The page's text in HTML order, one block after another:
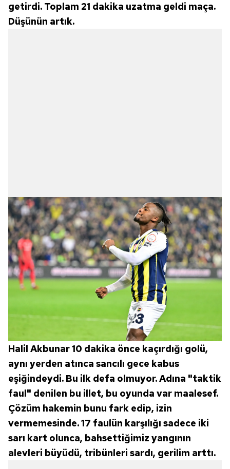
getirdi. Toplam 21 dakika uzatma geldi maça.
Düşünün artık.
Halil Akbunar 10 dakika önce kaçırdığı golü,
aynı yerden atınca sancılı gece kabus
eşiğindeydi. Bu ilk defa olmuyor. Adına "taktik
faul" denilen bu illet, bu oyunda var maalesef.
Çözüm hakemin bunu fark edip, izin
vermemesinde. 17 faulün karşılığı sadece iki
sarı kart olunca, bahsettiğimiz yangının
alevleri büyüdü, tribünleri sardı, gerilim arttı.